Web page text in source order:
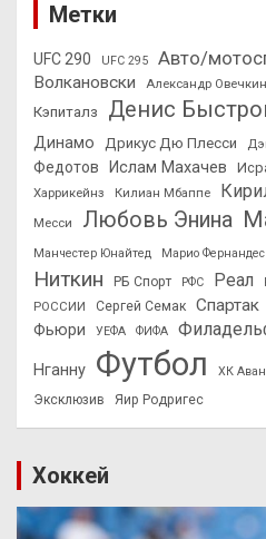
Метки
UFC 290 UFC 295 Авто/
Волкановски
Александр Овечкин
Кэпиталз
Денис
Динамо Дрикус Дю Плесси
Федотов
Ислам Махачев
Харрикейнз
Килиан Мбаппе
Месси
Любовь Энина
Манчестер Юнайтед Марио Фернандес
Ниткин
РБ Спорт РФС Реал
РОССИИ
Сергей Семак Спартак
Фьюри
УЕФА ФИФА
Нганну Футбол ХК
Эксклюзив Яир Родригес
Хоккей